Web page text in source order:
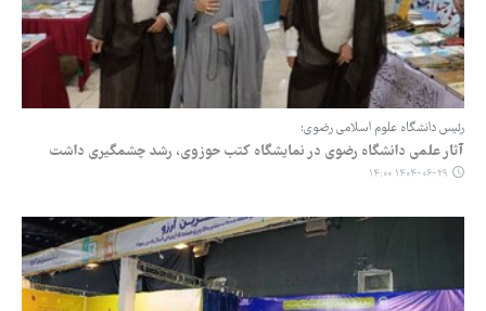
رئیس دانشگاه علوم اسلامی رضوی:
آثار علمی دانشگاه رضوی در نمایشگاه کتب حوزوی، رشد چشمگیری داشت
۱۴۰۴-۰۶-۲۹ ۱۴:۰۰